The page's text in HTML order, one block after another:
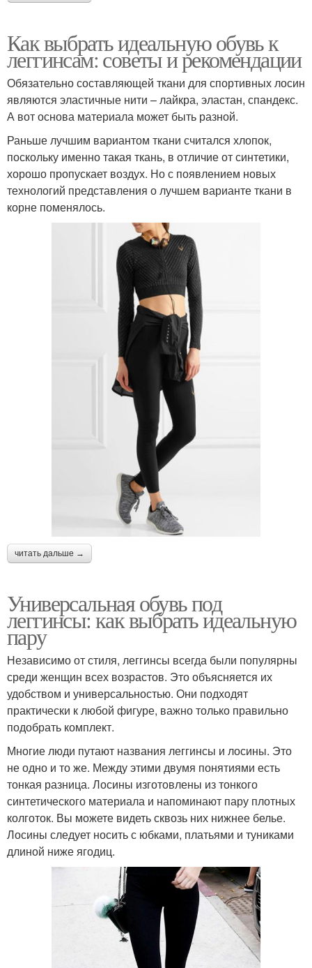
Как выбрать идеальную обувь к
леггинсам: советы и рекомендации
Обязательно составляющей ткани для спортивных лосин
являются эластичные нити – лайкра, эластан, спандекс.
А вот основа материала может быть разной.
Раньше лучшим вариантом ткани считался хлопок,
поскольку именно такая ткань, в отличие от синтетики,
хорошо пропускает воздух. Но с появлением новых
технологий представления о лучшем варианте ткани в
корне поменялось.
читать дальше →
Универсальная обувь под
леггинсы: как выбрать идеальную
пару
Независимо от стиля, леггинсы всегда были популярны
среди женщин всех возрастов. Это объясняется их
удобством и универсальностью. Они подходят
практически к любой фигуре, важно только правильно
подобрать комплект.
Многие люди путают названия леггинсы и лосины. Это
не одно и то же. Между этими двумя понятиями есть
тонкая разница. Лосины изготовлены из тонкого
синтетического материала и напоминают пару плотных
колготок. Вы можете видеть сквозь них нижнее белье.
Лосины следует носить с юбками, платьями и туниками
длиной ниже ягодиц.